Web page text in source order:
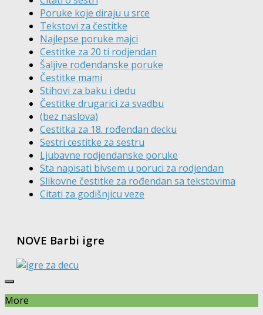
Poruke koje diraju u srce
Tekstovi za čestitke
Najlepse poruke majci
Cestitke za 20 ti rodjendan
Šaljive rođendanske poruke
Čestitke mami
Stihovi za baku i dedu
Čestitke drugarici za svadbu
(bez naslova)
Cestitka za 18. rođendan decku
Sestri cestitke za sestru
Ljubavne rodjendanske poruke
Sta napisati bivsem u poruci za rodjendan
Slikovne čestitke za rođendan sa tekstovima
Citati za godišnjicu veze
NOVE Barbi igre
More